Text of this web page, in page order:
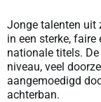
Jonge talenten uit
in een sterke,
nationale titels.
niveau, veel
aangemoedigd
achterban.